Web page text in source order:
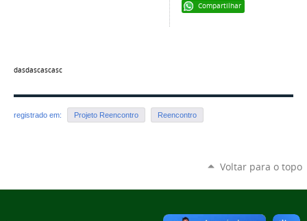
Compartilhar
dasdascascasc
registrado em: Projeto Reencontro Reencontro
Voltar para o topo